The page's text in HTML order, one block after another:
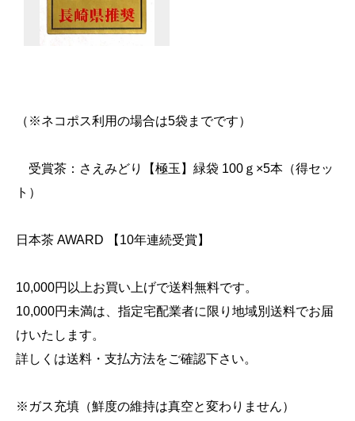
（※ネコポス利用の場合は5袋までです）
受賞茶：さえみどり【極玉】緑袋 100ｇ×5本（得セッ
ト）
日本茶 AWARD 【10年連続受賞】
10,000円以上お買い上げで送料無料です。
10,000円未満は、指定宅配業者に限り地域別送料でお届
けいたします。
詳しくは送料・支払方法をご確認下さい。
※ガス充填（鮮度の維持は真空と変わりません）